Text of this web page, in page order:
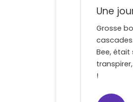
Une
Grosse
Bee, était
!